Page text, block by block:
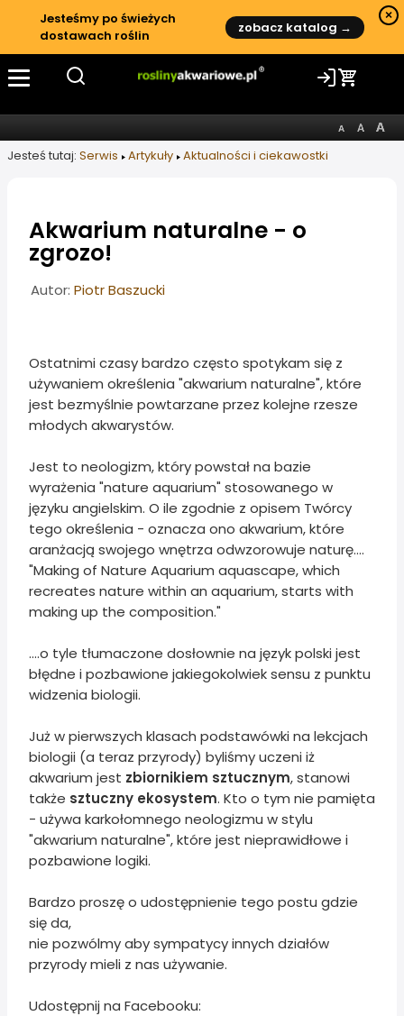
Jesteśmy po świeżych
dostawach roślin
zobacz katalog →
×
Jesteś tutaj: Serwis Artykuły Aktualności i ciekawostki
Akwarium naturalne - o
zgrozo!
Informacje o artykule
Autor: Piotr Baszucki
Ostatnimi czasy bardzo często spotykam się z
używaniem określenia "akwarium naturalne", które
jest bezmyślnie powtarzane przez kolejne rzesze
młodych akwarystów.
Jest to neologizm, który powstał na bazie
wyrażenia "nature aquarium" stosowanego w
języku angielskim. O ile zgodnie z opisem Twórcy
tego określenia - oznacza ono akwarium, które
aranżacją swojego wnętrza odwzorowuje naturę....
"Making of Nature Aquarium aquascape, which
recreates nature within an aquarium, starts with
making up the composition."
....o tyle tłumaczone dosłownie na język polski jest
błędne i pozbawione jakiegokolwiek sensu z punktu
widzenia biologii.
Już w pierwszych klasach podstawówki na lekcjach
biologii (a teraz przyrody) byliśmy uczeni iż
akwarium jest zbiornikiem sztucznym, stanowi
także sztuczny ekosystem. Kto o tym nie pamięta
- używa karkołomnego neologizmu w stylu
"akwarium naturalne", które jest nieprawidłowe i
pozbawione logiki.
Bardzo proszę o udostępnienie tego postu gdzie
się da,
nie pozwólmy aby sympatycy innych działów
przyrody mieli z nas używanie.
Udostępnij na Facebooku: